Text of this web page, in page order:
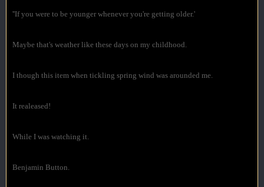
''If you were to be younger whenever you're getting older.'
Maybe that's weather like these days on my childhood.
I though this item when tickling spring wind was arounded me.
It realeased!
While I was watching it.
Benjamin Button.